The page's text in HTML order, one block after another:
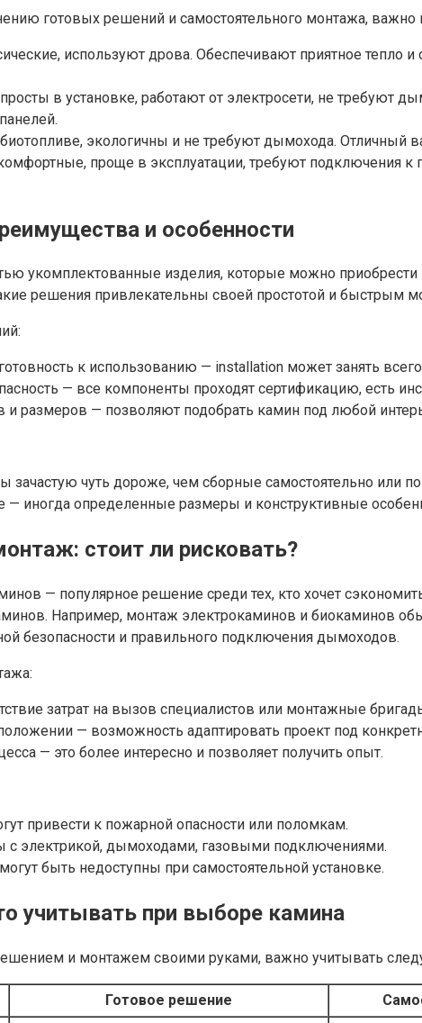
готовых решений и самостоятельного монтажа,
используют дрова. Обеспечивают приятное тепло
в установке, работают от электросети, не
экологичны и не требуют дымохода. Отличный
проще в эксплуатации, требуют подключения
и особенности
укомплектованные изделия, которые можно приобрести
решения привлекательны своей простотой и быстрым
к использованию — installation может занять
— все компоненты проходят сертификацию, есть
размеров — позволяют подобрать камин под любой
зачастую чуть дороже, чем сборные самостоятельно или
— иногда определенные размеры и конструктивные
стоит ли рисковать?
— популярное решение среди тех, кто хочет
Например, монтаж электрокаминов и биокаминов
безопасности и правильного подключения дымоходов.
затрат на вызов специалистов или монтажные
— возможность адаптировать проект под
— это более интересно и позволяет получить опыт.
привести к пожарной опасности или поломкам.
с электрикой, дымоходами, газовыми подключениями.
быть недоступны при самостоятельной установке.
учитывать при выборе камина
и монтажем своими руками, важно учитывать
Готовое решение